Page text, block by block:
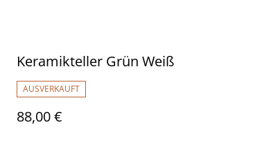
Keramikteller Grün Weiß
AUSVERKAUFT
88,00 €